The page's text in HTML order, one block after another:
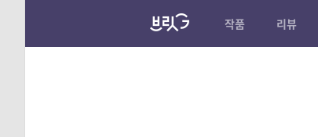
작품 리뷰